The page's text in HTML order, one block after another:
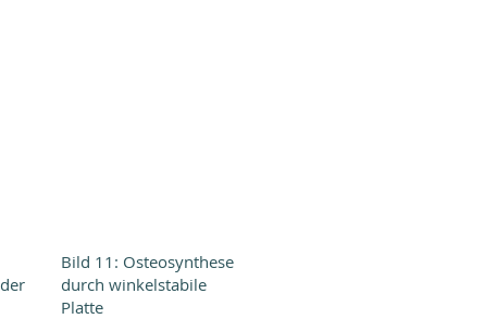
Bild 11: Osteosynthese
durch winkelstabile
Platte